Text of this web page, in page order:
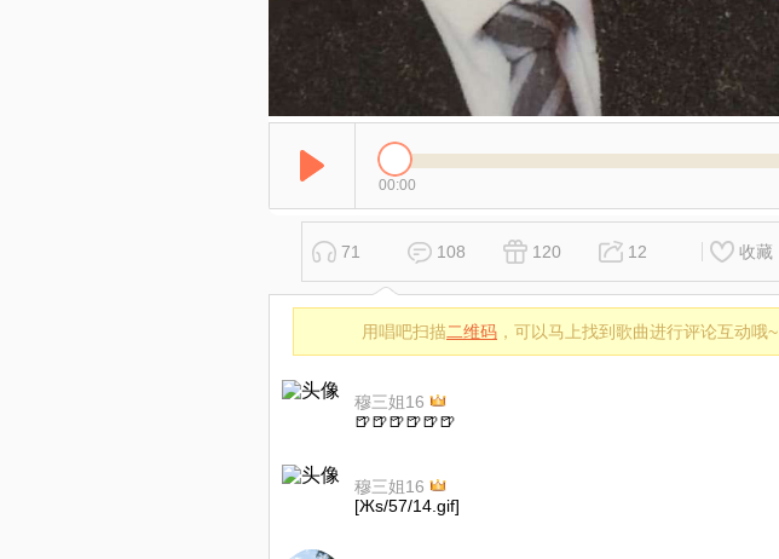
00:00
71 108 120 12 收藏
用唱吧扫描二维码 ，可以马上找到歌曲进行评论互动哦~
穆三姐16
🍺🍺🍺🍺🍺🍺
穆三姐16
[Жs/57/14.gif]